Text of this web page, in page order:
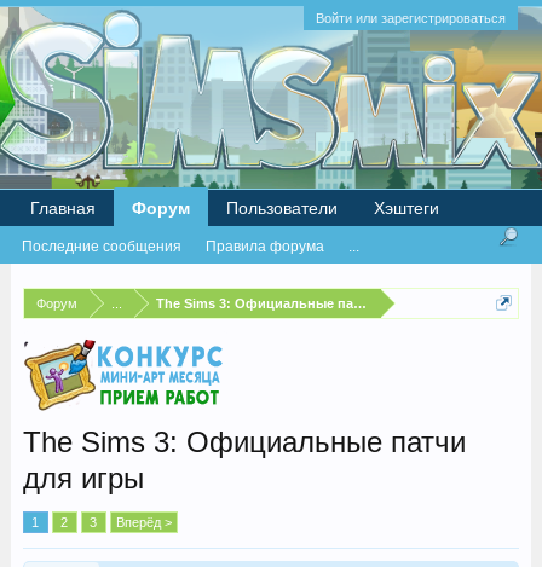
Войти или зарегистрироваться
Форум The Sims 3: Официальные патчи для игры
The Sims 3: Официальные патчи
для игры
1 2 3 Вперёд >
Главная Форум
Последние сообщения Правила форума ...
Пользователи Хэштеги